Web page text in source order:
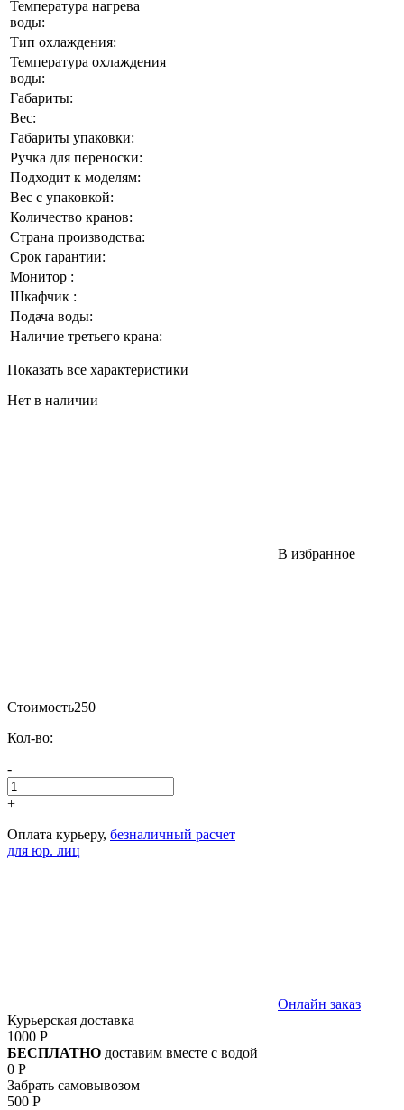
Температура нагрева
воды:
Тип охлаждения:
Температура охлаждения
воды:
Габариты:
Вес:
Габариты упаковки:
Ручка для переноски:
Подходит к моделям:
Вес с упаковкой:
Количество кранов:
Страна производства:
Срок гарантии:
Монитор :
Шкафчик :
Подача воды:
Наличие третьего крана:
Показать все характеристики
Нет в наличии
В избранное
Стоимость250
Кол-во:
-
+
Оплата курьеру, безналичный расчет
для юр. лиц
Онлайн заказ
Курьерская доставка
1000 Р
БЕСПЛАТНО доставим вместе с водой
0 Р
Забрать самовывозом
500 Р